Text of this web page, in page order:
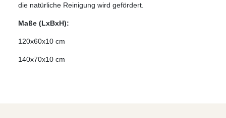
die natürliche Reinigung wird gefördert.
Maße (LxBxH):
120x60x10 cm
140x70x10 cm